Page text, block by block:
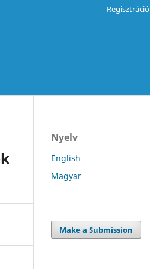
Regisztráció
Nyelv
English
Magyar
Make a Submission